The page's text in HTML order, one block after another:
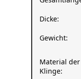
Grifflänge:
Gesamtlänge:
Dicke:
Gewicht: